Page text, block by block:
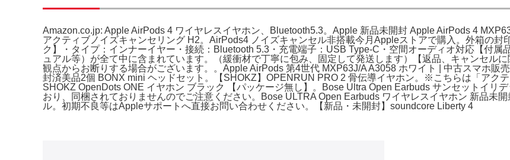
Amazon.co.jp: Apple AirPods 4 ワイヤレスイヤホン、Bluetooth5.3。Apple 新品未開封 Apple AirPods 4
アクティブノイズキャンセリング H2。AirPods4 ノイズキャンセル非搭載今月Appleストアで購入。外箱の封
ク】・タイプ：インナーイヤー・接続：Bluetooth 5.3・充電端子：USB Type-C・空間オーディオ対応【付
ュアル等）が全て中に含まれています。（緩衝材で丁寧に包み、固定して発送します）【返品、キャンセル
観点からお断りする場合がございます。。Apple AirPods 第4世代 MXP63J/A A3058 ホワイト | 中古スマホ販
封済美品2個 BONX mini ヘッドセット。【SHOKZ】OPENRUN PRO 2 骨伝導イヤホン。※こちらは「アク
SHOKZ OpenDots ONE イヤホン ブラック 【パッケージ無し】。Bose Ultra Open Earbuds サンセットイリ
おり、同梱されておりませんのでご注意ください。Bose ULTRA Open Earbuds ワイヤレスイヤホン 新品未
ル。初期不良等はAppleサポートへ直接お問い合わせください。【新品・未開封】soundcore Liberty 4